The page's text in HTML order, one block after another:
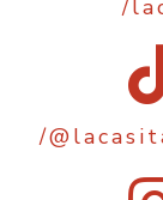
/
/